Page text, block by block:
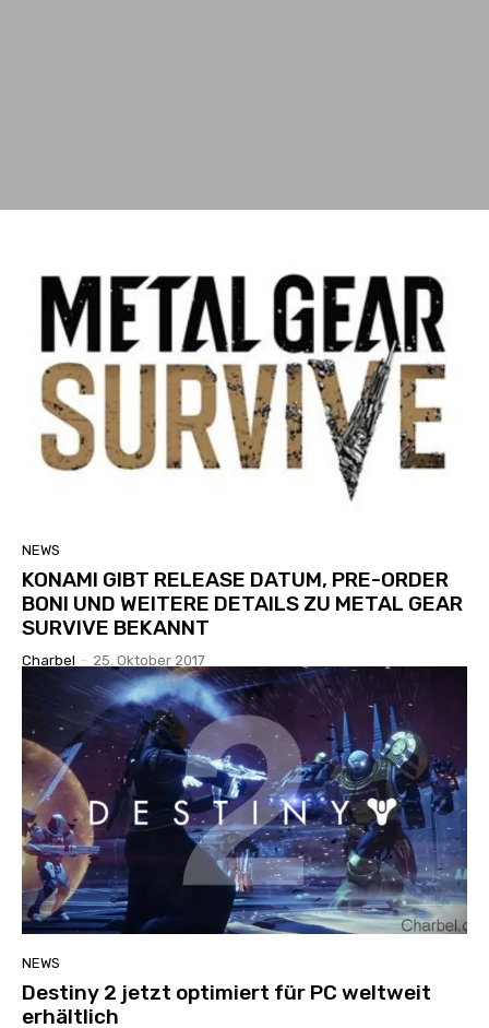
NEWS
KONAMI GIBT RELEASE DATUM, PRE-ORDER
BONI UND WEITERE DETAILS ZU METAL GEAR
SURVIVE BEKANNT
Charbel - 25. Oktober 2017
NEWS
Destiny 2 jetzt optimiert für PC weltweit
erhältlich